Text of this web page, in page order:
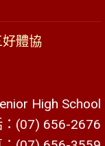
好體協
High School
：(07) 656-2676